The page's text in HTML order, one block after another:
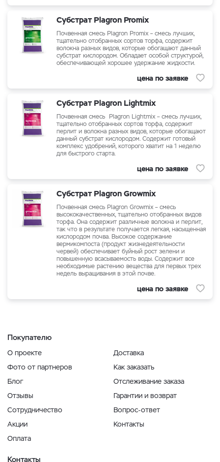
Субстрат Plagron Promix
Почвенная смесь Plagron Promix – смесь лучших,
тщательно отобранных сортов торфа, содержит
волокна разных видов, которые обогащают данный
субстрат кислородом. Обладает особой структурой,
обеспечивающей хорошее удержание жидкости.
цена по заявке
Субстрат Plagron Lightmix
Почвенная смесь Plagron Lightmix – смесь лучших,
тщательно отобранных сортов торфа, содержит
перлит и волокна разных видов, которые обогащают
данный субстрат кислородом. Содержит готовый
комплекс удобрений, которого хватит на 1 неделю
для быстрого старта.
цена по заявке
Субстрат Plagron Growmix
Почвенная смесь Plagron Growmix – смесь
высококачественных, тщательно отобранных видов
торфа. Она содержит различные волокна и перлит,
так что в результате получается легкая, насыщенная
кислородом почва. Высокое содержание
вермикомпоста (продукт жизнедеятельности
червей) обеспечивает буйный рост зелени и
повышенную всасываемость воды. Cодержит все
необходимые растению вещества для первых трех
недель выращивания в этой почве.
цена по заявке
Покупателю
О проекте
Фото от партнеров
Блог
Отзывы
Сотрудничество
Акции
Оплата
Доставка
Как заказать
Отслеживание заказа
Гарантии и возврат
Вопрос-ответ
Контакты
Контакты